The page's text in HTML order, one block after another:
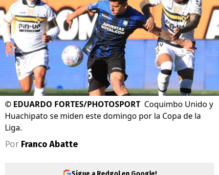
© EDUARDO FORTES/PHOTOSPORT Coquimbo Unido y
Huachipato se miden este domingo por la Copa de la
Liga.
Por Franco Abatte